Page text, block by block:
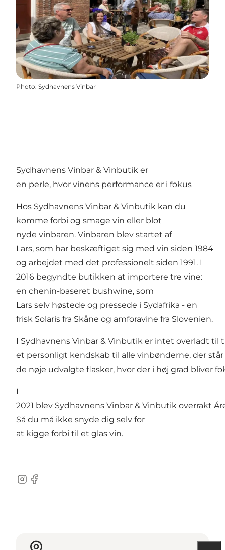
Photo: Sydhavnens Vinbar
Sydhavnens Vinbar & Vinbutik er
en perle, hvor vinens performance er i fokus
Hos Sydhavnens Vinbar & Vinbutik kan du
komme forbi og smage vin eller blot
nyde vinbaren. Vinbaren blev startet af
Lars, som har beskæftiget sig med vin siden 1984
og arbejdet med det professionelt siden 1991. I
2016 begyndte butikken at importere tre vine:
en chenin-baseret bushwine, som
Lars selv høstede og pressede i Sydafrika - en
frisk Solaris fra Skåne og amforavine fra Slovenien.
I Sydhavnens Vinbar & Vinbutik er intet overladt til
et personligt kendskab til alle vinbønderne, der
de nøje udvalgte flasker, hvor der i høj grad bliver
I
2021 blev Sydhavnens Vinbar & Vinbutik overrakt
Så du må ikke snyde dig selv for
at kigge forbi til et glas vin.
Instagram
Facebook